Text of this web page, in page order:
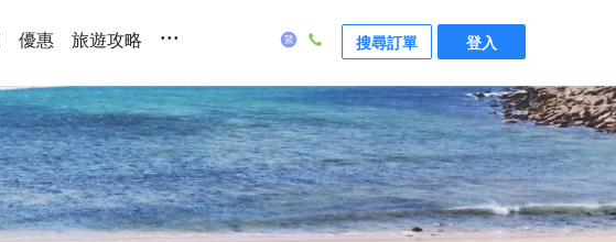
優惠 旅遊攻略 ... 搜尋訂單 登入